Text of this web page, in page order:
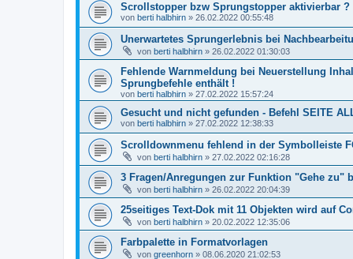
Scrollstopper bzw Sprungstopper aktivierbar ?
von berti halbhirn » 26.02.2022 00:55:48
Unerwartetes Sprungerlebnis bei
von berti halbhirn » 26.02.2022 01:30:03
Fehlende Warnmeldung bei Neuerstellung
Sprungbefehle enthält !
von berti halbhirn » 27.02.2022 15:57:24
Gesucht und nicht gefunden - Befehl SEITE
von berti halbhirn » 27.02.2022 12:38:33
Scrolldownmenu fehlend in der Symbolleiste
von berti halbhirn » 27.02.2022 02:16:28
3 Fragen/Anregungen zur Funktion "Gehe zu"
von berti halbhirn » 26.02.2022 20:04:39
25seitiges Text-Dok mit 11 Objekten wird auf
von berti halbhirn » 20.02.2022 12:35:06
Farbpalette in Formatvorlagen
von greenhorn » 08.06.2020 21:02:53